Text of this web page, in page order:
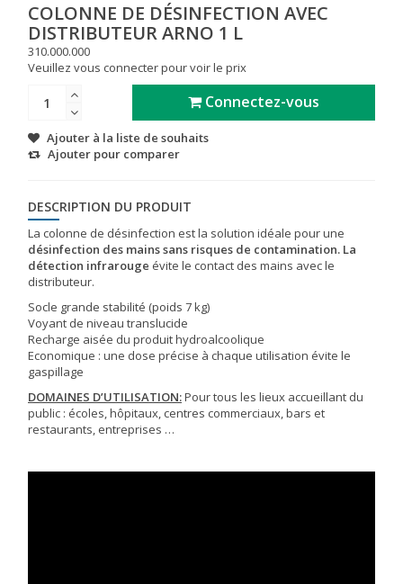
COLONNE DE DÉSINFECTION AVEC
DISTRIBUTEUR ARNO 1 L
310.000.000
Veuillez vous connecter pour voir le prix
Connectez-vous
Ajouter à la liste de souhaits
Ajouter pour comparer
DESCRIPTION DU PRODUIT
La colonne de désinfection est la solution idéale pour une
désinfection des mains sans risques de contamination. La
détection infrarouge évite le contact des mains avec le
distributeur.
Socle grande stabilité (poids 7 kg)
Voyant de niveau translucide
Recharge aisée du produit hydroalcoolique
Economique : une dose précise à chaque utilisation évite le
gaspillage
DOMAINES D’UTILISATION:Pour tous les lieux accueillant du
public : écoles, hôpitaux, centres commerciaux, bars et
restaurants, entreprises …